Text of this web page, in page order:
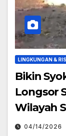
LINGKUNGAN &
Bikin
Longsor
Wilayah
04/14/2026